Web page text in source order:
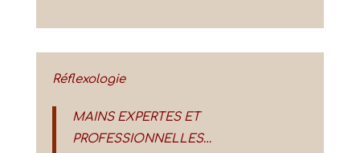
Réflexologie
MAINS EXPERTES ET
PROFESSIONNELLES…